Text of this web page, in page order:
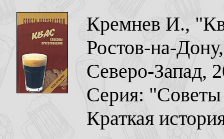
Кремнев И.,
Ростов-на-
Северо-Запад,
Серия:
Краткая